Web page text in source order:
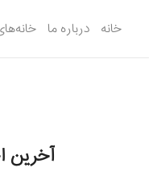
خانه درباره ما
آخرین